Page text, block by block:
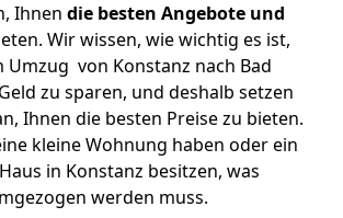
Ihnen die besten Angebote und
Wir wissen, wie wichtig es ist,
Umzug von Konstanz nach Bad
zu sparen, und deshalb setzen
Ihnen die besten Preise zu bieten.
kleine Wohnung haben oder ein
in Konstanz besitzen, was
werden muss.